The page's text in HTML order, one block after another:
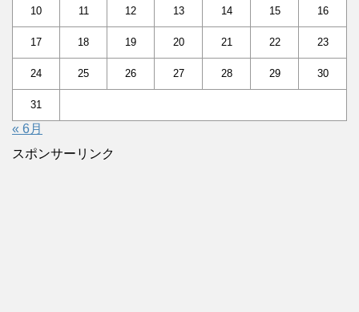
10 11 12 13 14 15 16
17 18 19 20 21 22 23
24 25 26 27 28 29 30
31
« 6月
スポンサーリンク